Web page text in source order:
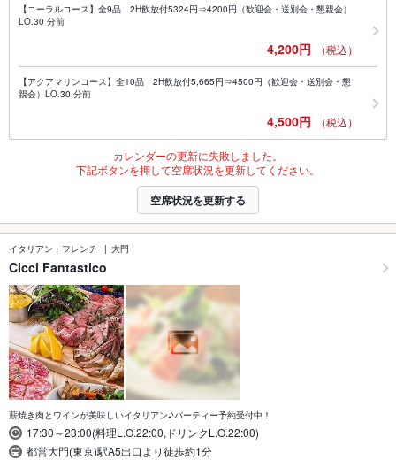
【コーラルコース】全9品 2H飲放付5324円⇒4200円（歓迎会・送別会・懇親会）
LO.30 分前
4,200円 （税込）
【アクアマリンコース】全10品 2H飲放付5,665円⇒4500円（歓迎会・送別会・懇
親会）LO.30 分前
4,500円 （税込）
カレンダーの更新に失敗しました。
下記ボタンを押して空席状況を更新してください。
空席状況を更新する
イタリアン・フレンチ 大門
Cicci Fantastico
薪焼き肉とワインが美味しいイタリアン♪パーティー予約受付中！
17:30～23:00(料理L.O.22:00,ドリンクL.O.22:00)
都営大門(東京)駅A5出口より徒歩約1分